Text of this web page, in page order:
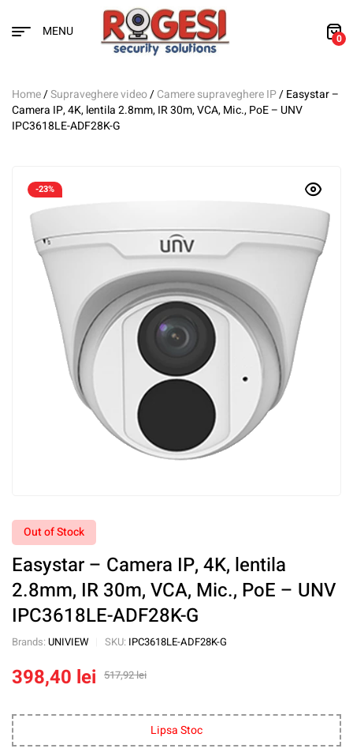
MENU 0
Home/Supraveghere video/Camere supraveghere IP/ Easystar –
Camera IP, 4K, lentila 2.8mm, IR 30m, VCA, Mic., PoE – UNV
IPC3618LE-ADF28K-G
-23%
Out of Stock
Easystar – Camera IP, 4K, lentila
2.8mm, IR 30m, VCA, Mic., PoE – UNV
IPC3618LE-ADF28K-G
Brands: UNIVIEW SKU: IPC3618LE-ADF28K-G
517,92lei
398,40 lei
Lipsa Stoc